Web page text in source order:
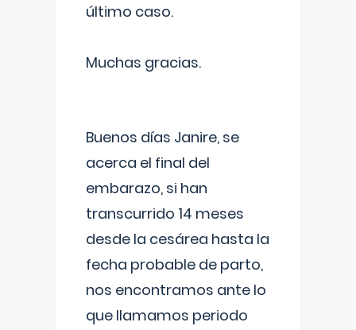
último caso.
Muchas gracias.
Buenos días Janire, se
acerca el final del
embarazo, si han
transcurrido 14 meses
desde la cesárea hasta la
fecha probable de parto,
nos encontramos ante lo
que llamamos periodo